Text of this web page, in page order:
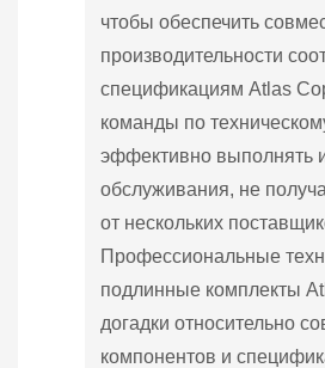
чтобы обеспечить
производительности
спецификациям Atlas
команды по
эффективно выполнять
обслуживания, не
от нескольких
Профессиональные
подлинные комплекты
догадки относительно
компонентов и